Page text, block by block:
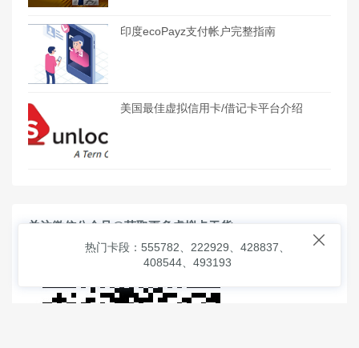
印度ecoPayz支付帐户完整指南
美国最佳虚拟信用卡/借记卡平台介绍
关注微信公众号@获取更多虚拟卡干货

热门卡段：555782、222929、428837、
408544、493193